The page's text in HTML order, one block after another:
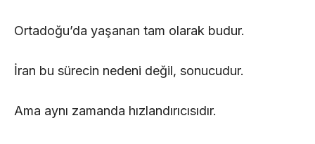
Ortadoğu’da yaşanan tam olarak budur.
İran bu sürecin nedeni değil, sonucudur.
Ama aynı zamanda hızlandırıcısıdır.